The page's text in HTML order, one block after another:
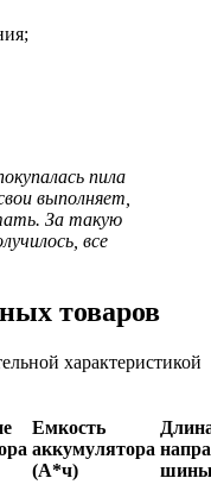
пила
выполняет,
За такую
все
товаров
характеристикой
Емкость
аккумулятора
(А*ч)